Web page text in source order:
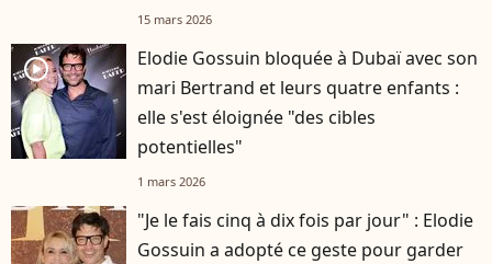
15 mars 2026
player2
Elodie Gossuin bloquée à Dubaï avec son
mari Bertrand et leurs quatre enfants :
elle s'est éloignée "des cibles
potentielles"
1 mars 2026
"Je le fais cinq à dix fois par jour" : Elodie
Gossuin a adopté ce geste pour garder